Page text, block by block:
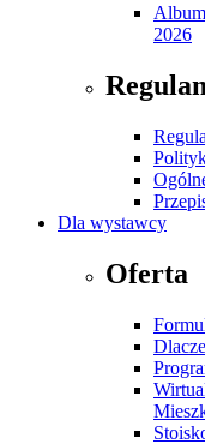
2026
Dla wystawcy
Oferta